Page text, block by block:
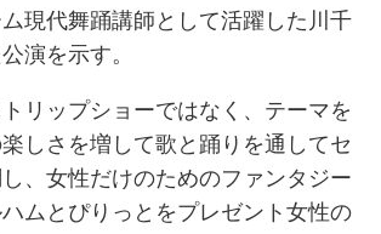
現代舞踊講師として活躍した川千
演を示す。
リップショーではなく、テーマを
しさを増して歌と踊りを通してセ
、女性だけのためのファンタジー
ムとぴりっとをプレゼント女性の